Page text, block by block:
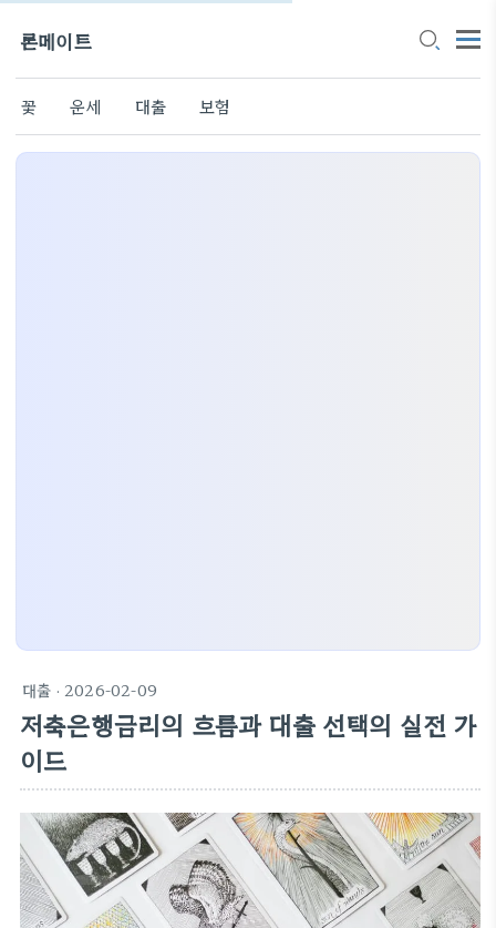
론메이트
꽃 운세 대출 보험
대출 · 2026-02-09
저축은행금리의 흐름과 대출 선택의 실전 가
이드